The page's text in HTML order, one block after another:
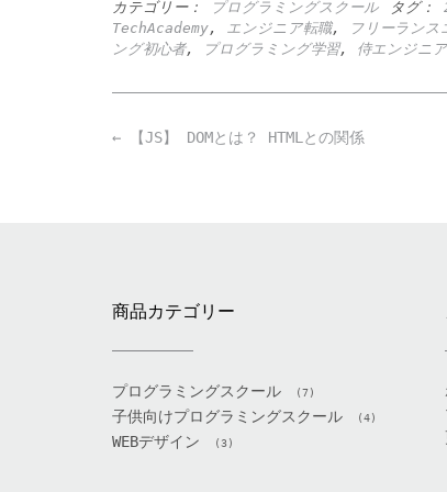
カテゴリー： プログラミングスクール タグ：
TechAcademy, エンジニア転職, フリーランス
ング初心者, プログラミング学習, 侍エンジニ
Post
← 【JS】 DOMとは？ HTMLとの関係
商品カテゴリー
プログラミングスクール (7)
子供向けプログラミングスクール (4)
WEBデザイン (3)